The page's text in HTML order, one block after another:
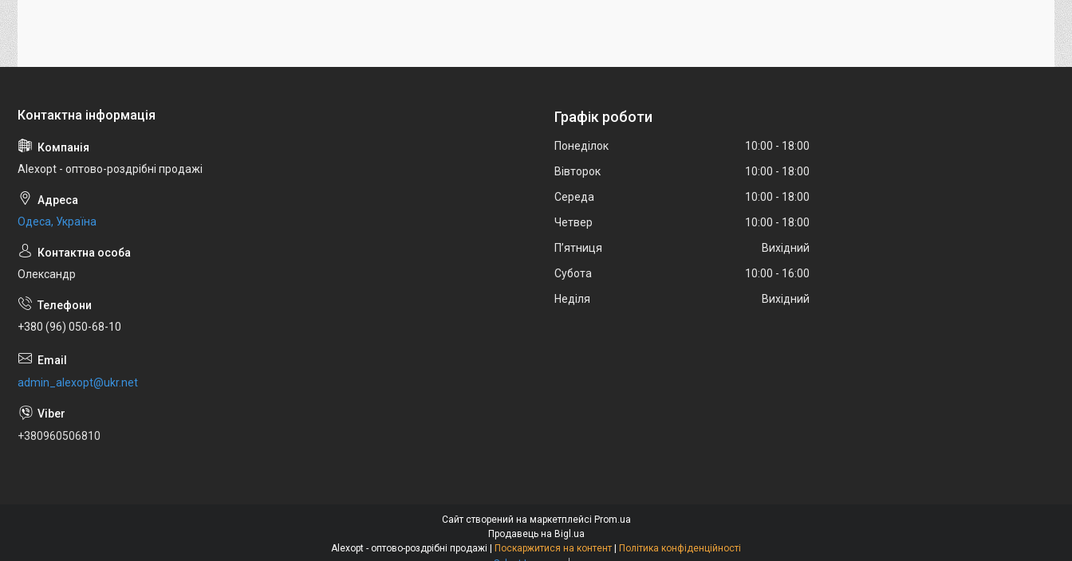
Alexopt - оптово-роздрібні продажі
Одеса, Україна
Олександр
+380 (96) 050-68-10
admin_alexopt@ukr.net
+380960506810
Графік роботи
Понеділок 10:00
18:00
Вівторок
10:00
18:00
Середа
10:00
18:00
Четвер
10:00
18:00
Пʼятниця
Вихідний
Субота
10:00
16:00
Неділя
Вихідний
Сайт створений на маркетплейсі Prom.ua
Продавець на Bigl.ua
Alexopt - оптово-роздрібні продажі | Поскаржитися на контент | Політика конфіденційності